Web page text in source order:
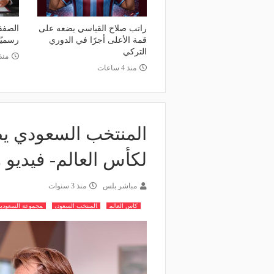
راتب صلاح القياسي يضعه على
قمة الأعلى أجرًا في الدوري
التركي
منذ 4 ساعات
منذ 12
المنتخب السعودي
لكأس العالم-
مباشر بلس منذ 3 سنوات
كاس العالم المنتخب السعودي مجموعة